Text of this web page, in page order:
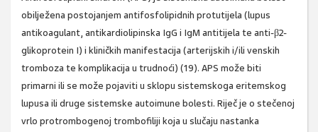
obilježena postojanjem antifosfolipidnih protutijela (lupus
antikoagulant, antikardiolipinska IgG i IgM antitijela te anti-β2-
glikoprotein I) i kliničkih manifestacija (arterijskih i/ili venskih
tromboza te komplikacija u trudnoći) (19). APS može biti
primarni ili se može pojaviti u sklopu sistemskoga eritemskog
lupusa ili druge sistemske autoimune bolesti. Riječ je o stečenoj
vrlo protrombogenoj trombofiliji koja u slučaju nastanka